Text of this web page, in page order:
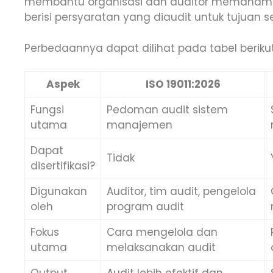
berisi persyaratan yang diaudit untuk tujuan
Perbedaannya dapat dilihat pada tabel
Aspek
ISO 19011:2026
Fungsi
utama
Pedoman audit sistem
manajemen
Dapat
disertifikasi?
Tidak
Digunakan
oleh
Auditor, tim audit, pengelola
program audit
Fokus
utama
Cara mengelola dan
melaksanakan audit